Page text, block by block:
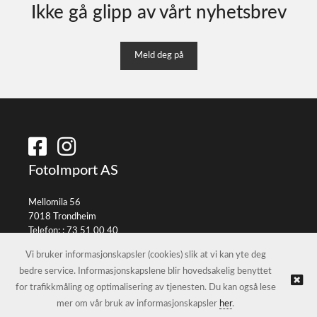
Ikke gå glipp av vårt nyhetsbrev
Meld deg på
FotoImport AS
Mellomila 56
7018 Trondheim
Telefon: :73 51 00 40
© FotoImport AS | Nettbutikk levert av Kréatif
Vi bruker informasjonskapsler (cookies) slik at vi kan yte deg
bedre service. Informasjonskapslene blir hovedsakelig benyttet
for trafikkmåling og optimalisering av tjenesten. Du kan også lese
mer om vår bruk av informasjonskapsler her.